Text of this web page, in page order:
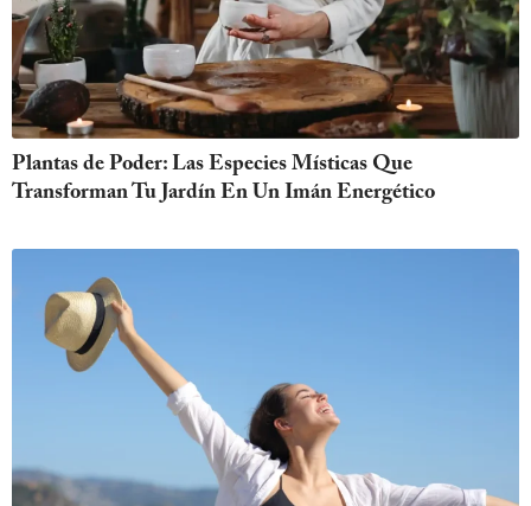
Plantas de Poder: Las Especies Místicas Que
Transforman Tu Jardín En Un Imán Energético